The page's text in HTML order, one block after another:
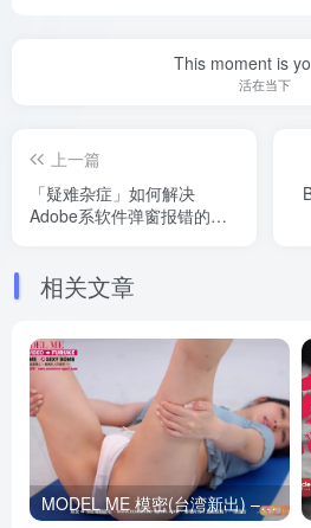
This moment is
活在当下
上一篇
「疑难杂症」如何解决
Adobe系软件弹窗报错的问
相关文章
MODEL ME 模密(台湾新出) – 全套28套视频[85G-2025.4]